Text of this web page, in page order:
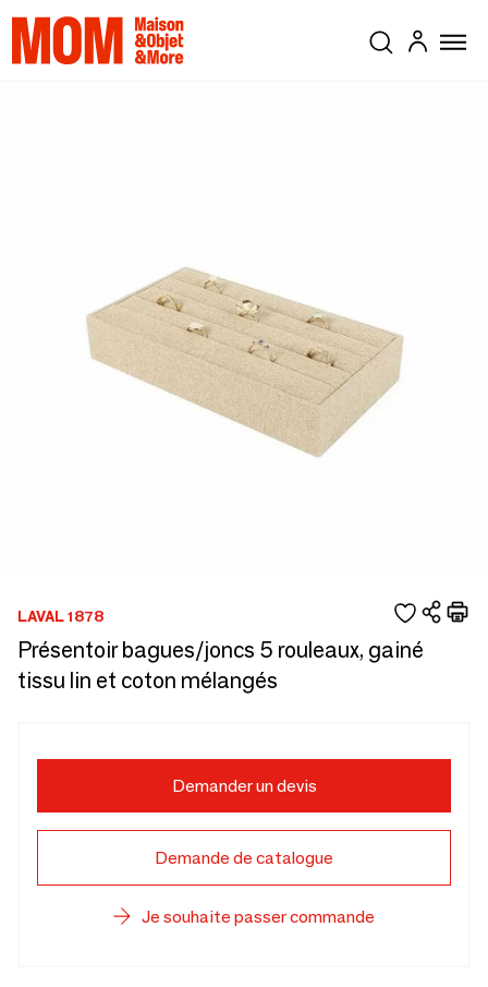
LAVAL 1878
Présentoir bagues/joncs 5 rouleaux, gainé
tissu lin et coton mélangés
Demander un devis
Demande de catalogue
Je souhaite passer commande